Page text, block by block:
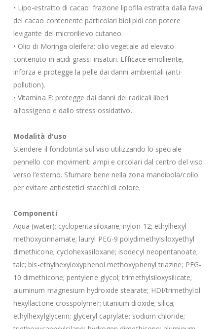
• Lipo-estratto di cacao: frazione lipofila estratta dalla fava
del cacao contenente particolari biolipidi con potere
levigante del microrilievo cutaneo.
• Olio di Moringa oleifera: olio vegetale ad elevato
contenuto in acidi grassi insaturi. Efficace emolliente,
inforza e protegge la pelle dai danni ambientali (anti-
pollution).
• Vitamina E: protegge dai danni dei radicali liberi
all’ossigeno e dallo stress ossidativo.
Modalità d'uso
Stendere il fondotinta sul viso utilizzando lo speciale
pennello con movimenti ampi e circolari dal centro del viso
verso l’esterno. Sfumare bene nella zona mandibola/collo
per evitare antiestetici stacchi di colore.
Componenti
Aqua (water); cyclopentasiloxane; nylon-12; ethylhexyl
methoxycinnamate; lauryl PEG-9 polydimethylsiloxyethyl
dimethicone; cyclohexasiloxane; isodecyl neopentanoate;
talc; bis-ethylhexyloxyphenol methoxyphenyl triazine; PEG-
10 dimethicone; pentylene glycol; trimethylsiloxysilicate;
aluminum magnesium hydroxide stearate; HDI/trimethylol
hexyllactone crosspolymer; titanium dioxide; silica;
ethylhexylglycerin; glyceryl caprylate; sodium chloride;